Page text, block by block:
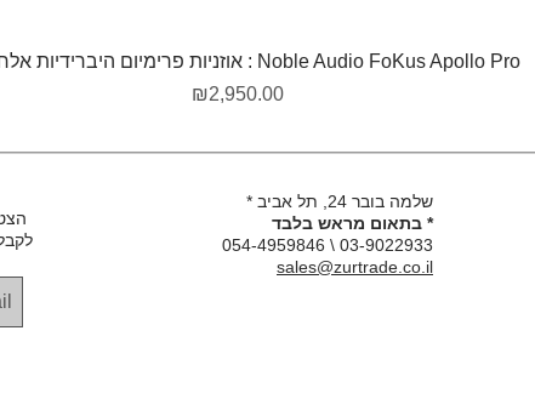
תצוגה מהירהNoble Audio FoKus Apollo Pro : אוזניות פרימיום היברידיות אלחוטיות
מחיר
₪2,950.00
שלמה בובר 24, תל אביב *
* בתאום מראש בלבד
03-9022933 \ 054-4959846
sales@zurtrade.co.il